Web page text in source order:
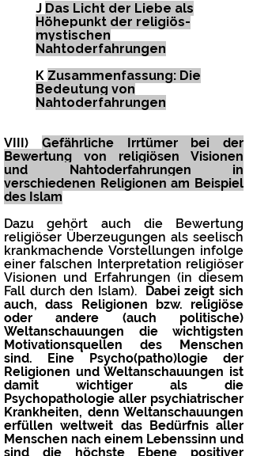
J Das Licht der Liebe als
Höhepunkt der religiös-
mystischen
Nahtoderfahrungen
K Zusammenfassung: Die
Bedeutung von
Nahtoderfahrungen
VIII) Gefährliche Irrtümer bei der
Bewertung von religiösen Visionen
und Nahtoderfahrungen in
verschiedenen Religionen am Beispiel
des Islam
Dazu gehört auch die Bewertung
religiöser Überzeugungen als seelisch
krankmachende Vorstellungen infolge
einer falschen Interpretation religiöser
Visionen und Erfahrungen (in diesem
Fall durch den Islam). Dabei zeigt sich
auch, dass Religionen bzw. religiöse
oder andere (auch politische)
Weltanschauungen die wichtigsten
Motivationsquellen des Menschen
sind. Eine Psycho(patho)logie der
Religionen und Weltanschauungen ist
damit wichtiger als die
Psychopathologie aller psychiatrischer
Krankheiten, denn Weltanschauungen
erfüllen weltweit das Bedürfnis aller
Menschen nach einem Lebenssinn und
sind die höchste Ebene positiver